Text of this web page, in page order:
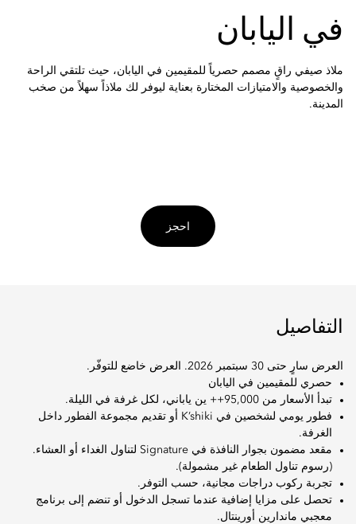
في اليابان
ملاذ صيفي راقٍ مصمم حصرياً للمقيمين في اليابان، حيث تلتقي الراحة
والخصوصية والامتيازات المختارة بعناية ليوفر لك ملاذاً سهلاً من صخب
المدينة.
احجز
التفاصيل
العرض سارٍ حتى 30 سبتمبر 2026. العرض خاضع للتوفّر.
حصري للمقيمين في اليابان
تبدأ الأسعار من 95,000++ ين ياباني، لكل غرفة في الليلة.
فطور يومي لشخصين في K’shiki أو تقديم مجموعة الفطور داخل
الغرفة.
مقعد مضمون بجوار النافذة في Signature لتناول الغداء أو العشاء.
(رسوم تناول الطعام غير مشمولة).
تجربة ركوب دراجات مجانية، حسب التوفر.
تحصل على مزايا إضافية عندما تسجل الدخول أو تنضم إلى برنامج
معجبي ماندارين أورينتال.